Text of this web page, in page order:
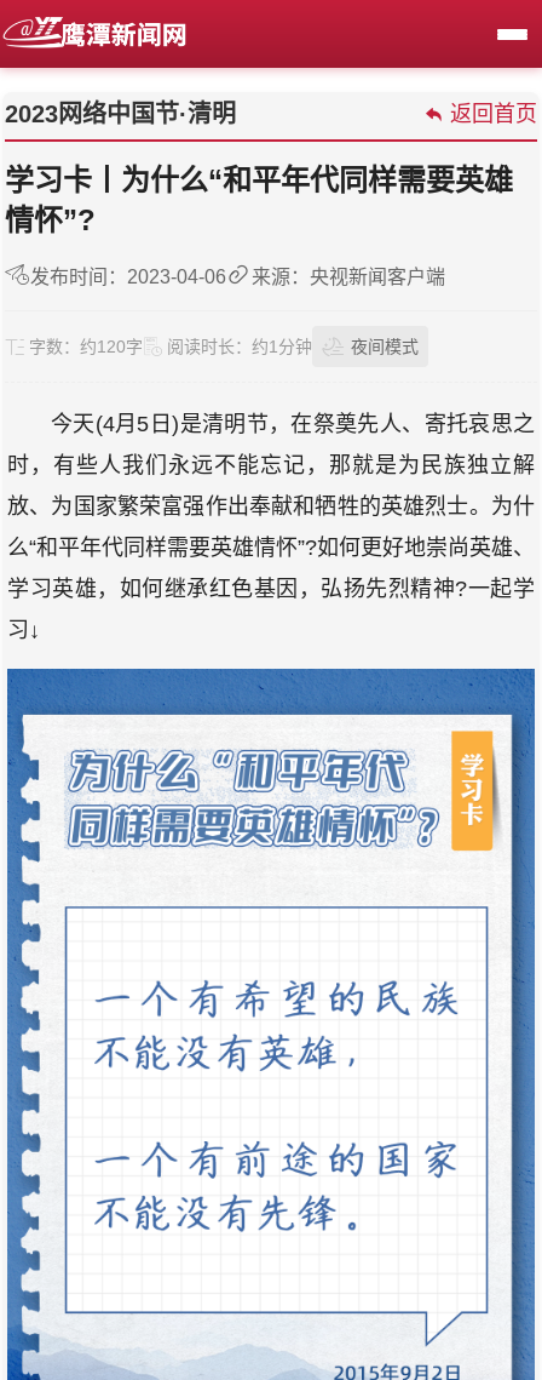
2023网络中国节·清明 返回首页
学习卡丨为什么“和平年代同样需要英雄
情怀”?
发布时间：2023-04-06 来源：央视新闻客户端
字数： 约120字 阅读时长： 约1分钟 夜间模式
今天(4月5日)是清明节，在祭奠先人、寄托哀思之
时，有些人我们永远不能忘记，那就是为民族独立解
放、为国家繁荣富强作出奉献和牺牲的英雄烈士。为什
么“和平年代同样需要英雄情怀”?如何更好地崇尚英雄、
学习英雄，如何继承红色基因，弘扬先烈精神?一起学
习↓